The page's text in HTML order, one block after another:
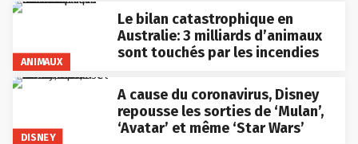
ANIMAUX
Le bilan catastrophique en
Australie: 3 milliards d’animaux
sont touchés par les incendies
DISNEY
A cause du coronavirus, Disney
repousse les sorties de ‘Mulan’,
‘Avatar’ et même ‘Star Wars’